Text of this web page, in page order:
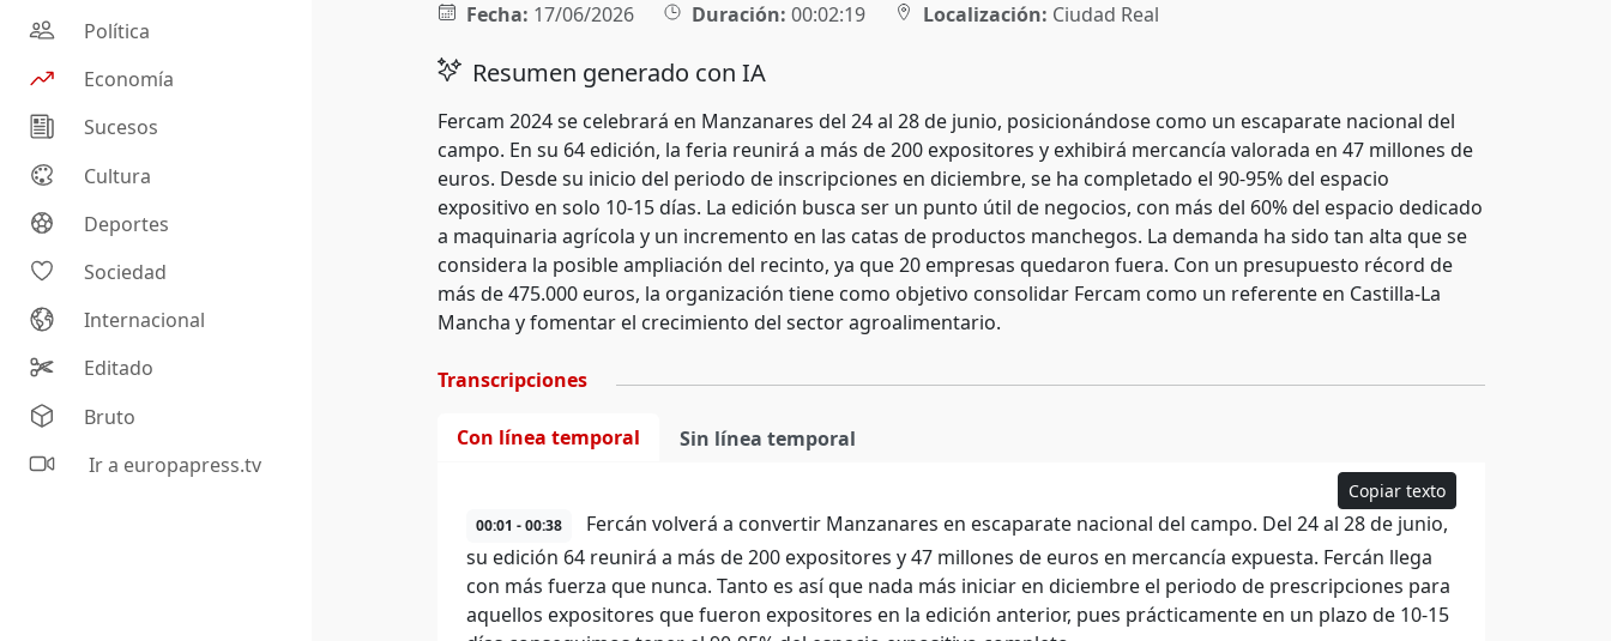
Política
Economía
Sucesos
Cultura
Deportes
Sociedad
Internacional
Editado
Bruto
Ir a europapress.tv
Fecha: 17/06/2026 Duración: 00:02:19 Localización: Ciudad Real
Resumen generado con IA
Fercam 2024 se celebrará en Manzanares del 24 al 28 de junio, posicionándose como un escaparate nacional del
campo. En su 64 edición, la feria reunirá a más de 200 expositores y exhibirá mercancía valorada en 47 millones de
euros. Desde su inicio del periodo de inscripciones en diciembre, se ha completado el 90-95% del espacio
expositivo en solo 10-15 días. La edición busca ser un punto útil de negocios, con más del 60% del espacio dedicado
a maquinaria agrícola y un incremento en las catas de productos manchegos. La demanda ha sido tan alta que se
considera la posible ampliación del recinto, ya que 20 empresas quedaron fuera. Con un presupuesto récord de
más de 475.000 euros, la organización tiene como objetivo consolidar Fercam como un referente en Castilla-La
Mancha y fomentar el crecimiento del sector agroalimentario.
Transcripciones
Con línea temporal Sin línea temporal
Copiar texto
00:01 - 00:38
Fercán volverá a convertir Manzanares en escaparate nacional del campo. Del 24 al 28 de junio,
su edición 64 reunirá a más de 200 expositores y 47 millones de euros en mercancía expuesta. Fercán llega
con más fuerza que nunca. Tanto es así que nada más iniciar en diciembre el periodo de prescripciones para
aquellos expositores que fueron expositores en la edición anterior, pues prácticamente en un plazo de 10-15